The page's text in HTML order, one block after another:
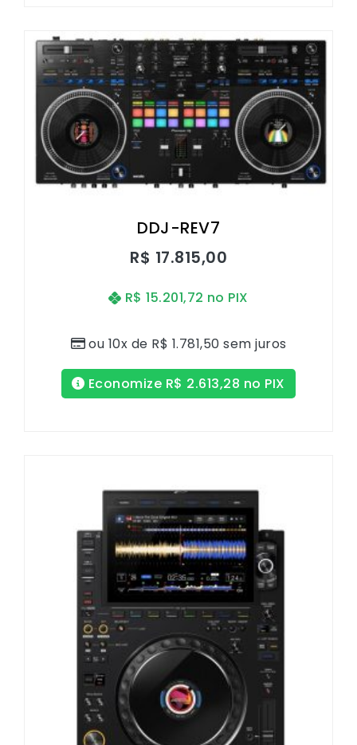
DDJ-REV7
R$ 17.815,00
ou 10x de R$ 1.781,50 sem juros
R$ 15.201,72 no PIX
Economize R$ 2.613,28 no PIX